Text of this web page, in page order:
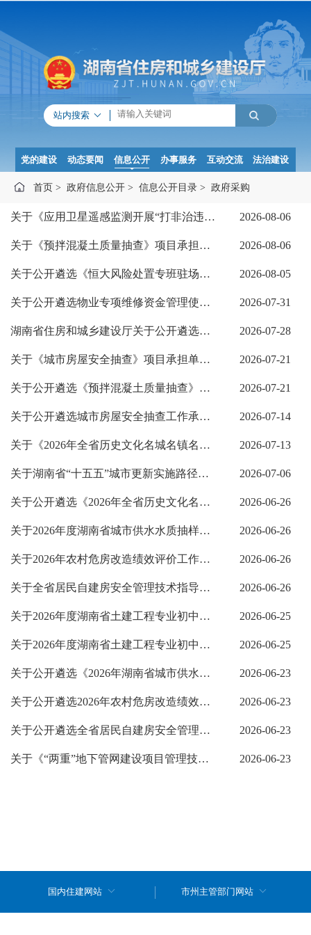
站内搜索
党的建设 动态要闻 信息公开 办事服务 互动交流 法治建设
首页 > 政府信息公开 > 信息公开目录 > 政府采购
关于《应用卫星遥感监测开展“打非治违”》项目承担单位比选结果的公示 2026-08-06
关于《预拌混凝土质量抽查》项目承担单位比选结果的公示 2026-08-06
关于公开遴选《恒大风险处置专班驻场辅助服务》服务单位的公告 2026-08-05
关于公开遴选物业专项维修资金管理使用评估工作承担单位的公告 2026-07-31
湖南省住房和城乡建设厅关于公开遴选《应用卫星遥感监测开展“打非治违”》... 2026-07-28
关于《城市房屋安全抽查》项目承担单位遴选结果公示 2026-07-21
关于公开遴选《预拌混凝土质量抽查》项目承担单位的公告 2026-07-21
关于公开遴选城市房屋安全抽查工作承担单位的公告 2026-07-14
关于《2026年全省历史文化名城名镇名村保护专项评估》技术服务项目承担单位... 2026-07-13
关于湖南省“十五五”城市更新实施路径研究项目比选结果公示 2026-07-06
关于公开遴选《2026年全省历史文化名城名镇名村保护专项评估》技术服务项目... 2026-06-26
关于2026年度湖南省城市供水水质抽样检测项目比选结果的公示 2026-06-26
关于2026年农村危房改造绩效评价工作承担单位比选结果公示 2026-06-26
关于全省居民自建房安全管理技术指导服务工作承担单位比选结果公示 2026-06-26
关于2026年度湖南省土建工程专业初中级职称考试题库建设项目采购结果的公示 2026-06-25
关于2026年度湖南省土建工程专业初中级职称机考技术支持服务项目采购结果的... 2026-06-25
关于公开遴选《2026年湖南省城市供水水质抽样检测》项目承担单位的公告 2026-06-23
关于公开遴选2026年农村危房改造绩效评价工作承担单位的公告 2026-06-23
关于公开遴选全省居民自建房安全管理技术指导服务承担单位的公告 2026-06-23
关于《“两重”地下管网建设项目管理技术服务》项目承担单位比选结果公示 2026-06-23
国内住建网站 市州主管部门网站